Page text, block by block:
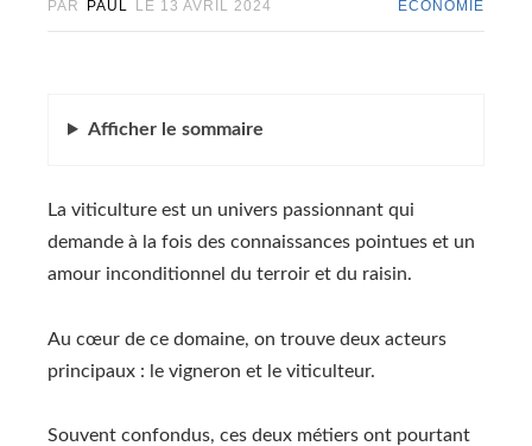
PAR PAUL LE 13 AVRIL 2024 ECONOMIE
Afficher le sommaire
La viticulture est un univers passionnant qui
demande à la fois des connaissances pointues et un
amour inconditionnel du terroir et du raisin.
Au cœur de ce domaine, on trouve deux acteurs
principaux : le vigneron et le viticulteur.
Souvent confondus, ces deux métiers ont pourtant